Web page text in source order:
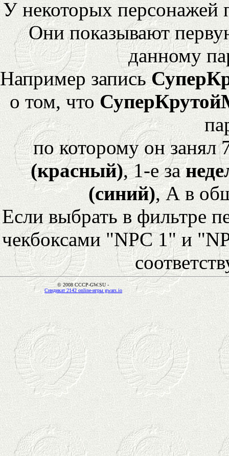
У некоторых персонажей
Они показывают
данному
Например запись
о том, что
по которому он
(красный), 1-е за
(синий), А в
Если выбрать в фильтре
чекбоксами "NPC 1" и
© 2008 CCCP-GW.SU -
Синдикат 2142 online-игры gwars.io